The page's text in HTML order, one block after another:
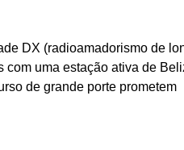
DX (radioamadorismo de
com uma estação ativa de
de grande porte prometem